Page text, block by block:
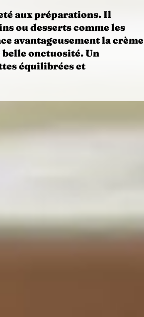
aux préparations. Il
ou desserts comme les
avantageusement la crème
onctuosité. Un
équilibrées et